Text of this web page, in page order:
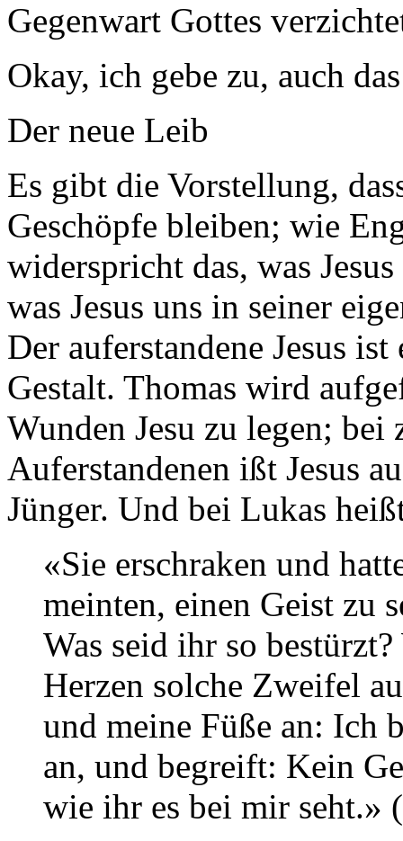
Gegenwart Gottes
Okay, ich gebe zu, auch
Der neue Leib
Es gibt die Vorstellung,
Geschöpfe bleiben; wie
widerspricht das, was
was Jesus uns in seiner
Der auferstandene Jesus
Gestalt. Thomas wird
Wunden Jesu zu legen; bei
Auferstandenen ißt Jesus
Jünger. Und bei Lukas
«Sie erschraken und
meinten, einen Geist zu
Was seid ihr so
Herzen solche Zweifel
und meine Füße an: Ich
an, und begreift: Kein
wie ihr es bei mir seht.»